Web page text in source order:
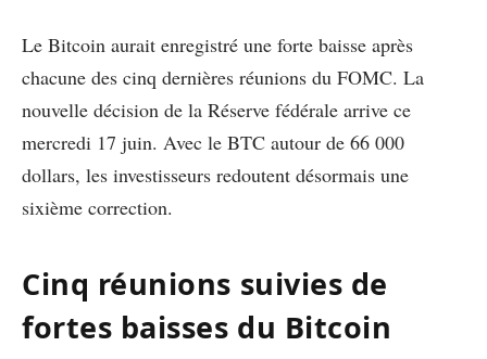
Le Bitcoin aurait enregistré une forte baisse après
chacune des cinq dernières réunions du FOMC. La
nouvelle décision de la Réserve fédérale arrive ce
mercredi 17 juin. Avec le BTC autour de 66 000
dollars, les investisseurs redoutent désormais une
sixième correction.
Cinq réunions suivies de
fortes baisses du Bitcoin